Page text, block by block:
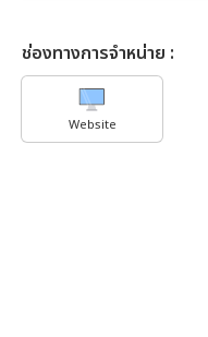
ช่องทางการจำหน่าย :
Website